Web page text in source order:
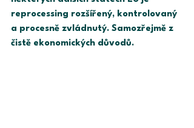
reprocessing rozšířený, kontrolovaný
a procesně zvládnutý. Samozřejmě z
čistě ekonomických důvodů.